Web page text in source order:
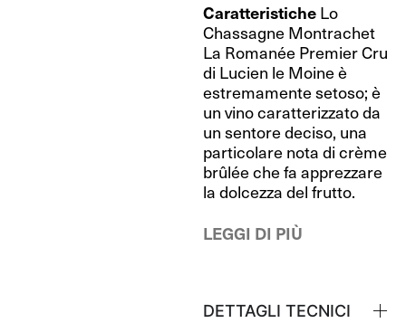
Caratteristiche Lo
Chassagne Montrachet
La Romanée Premier Cru
di Lucien le Moine è
estremamente setoso; è
un vino caratterizzato da
un sentore deciso, una
particolare nota di crème
brûlée che fa apprezzare
la dolcezza del frutto.
LEGGI DI PIÙ
DETTAGLI TECNICI